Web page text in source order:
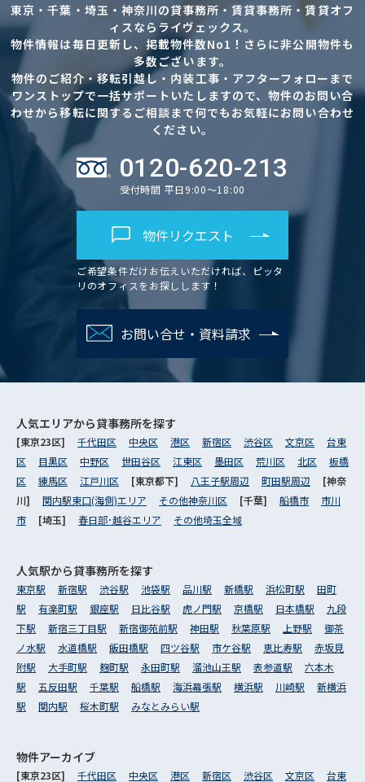
東京・千葉・埼玉・神奈川の貸事務所・賃貸事務所・賃貸オフ
ィスならライヴェックス。
物件情報は毎日更新し、掲載物件数No1！さらに非公開物件も
多数ございます。
物件のご紹介・移転引越し・内装工事・アフターフォローまで
ワンストップで一括サポートいたしますので、物件のお問い合
わせから移転に関するご相談まで何でもお気軽にお問い合わせ
ください。
0120-620-213
受付時間 平日9:00～18:00
物件リクエスト
ご希望条件だけお伝えいただければ、ピッタ
リのオフィスをお探しします！
お問い合せ・資料請求
人気エリアから貸事務所を探す
[東京23区] 千代田区 中央区 港区 新宿区 渋谷区 文京区
台東
区
目黒区 中野区 世田谷区 江東区 墨田区 荒川区 北区
板橋
区
練馬区 江戸川区 [東京都下] 八王子駅周辺 町田駅周辺
[神奈
川] 関内駅東口(海側)エリア その他神奈川区 [千葉] 船橋市
市川
市
[埼玉] 春日部･越谷エリア その他埼玉全域
人気駅から貸事務所を探す
東京駅 新宿駅 渋谷駅 池袋駅 品川駅 新橋駅 浜松町駅
田町
駅
有楽町駅 銀座駅 日比谷駅 虎ノ門駅 京橋駅 日本橋駅
九段
下駅
新宿三丁目駅 新宿御苑前駅 神田駅 秋葉原駅 上野駅
御茶
ノ水駅
水道橋駅 飯田橋駅 四ツ谷駅 市ケ谷駅 恵比寿駅
赤坂見
附駅
大手町駅 麹町駅 永田町駅 溜池山王駅 表参道駅
六本木
駅
五反田駅 千葉駅 船橋駅 海浜幕張駅 横浜駅 川崎駅
新横浜
駅
関内駅 桜木町駅 みなとみらい駅
物件アーカイブ
[東京23区] 千代田区 中央区 港区 新宿区 渋谷区 文京区 台東